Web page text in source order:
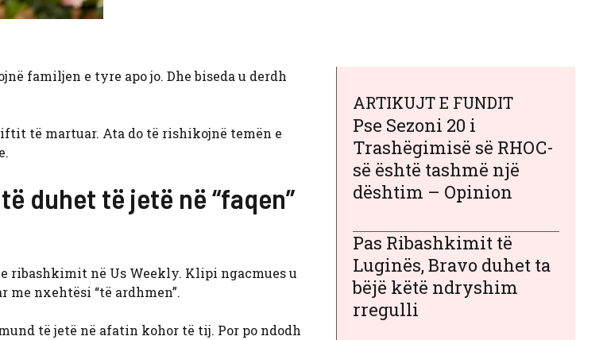
familjen e tyre apo jo. Dhe biseda u derdh
të martuar. Ata do të rishikojnë temën e
duhet të jetë në “faqen”
ribashkimit në Us Weekly. Klipi ngacmues u
me nxehtësi “të ardhmen”.
të jetë në afatin kohor të tij. Por po ndodh
ARTIKUJT E FUNDIT
Pse Sezoni 20 i
Trashëgimisë së RHOC-
së është tashmë një
dështim – Opinion
Pas Ribashkimit të
Luginës, Bravo duhet ta
bëjë këtë ndryshim
rregulli